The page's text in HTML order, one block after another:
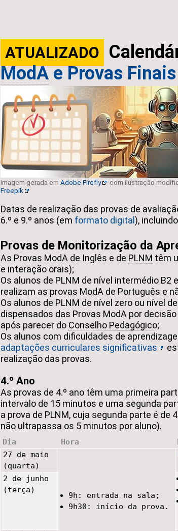
ATUALIZADO
ModAe Provas
Imagem gerada em Adobe Firefly com ilustração
Freepik
Datas de realização das provas de
6.º e 9.º anos (em formato digital ),
Provas de Monitorização da
As Provas ModA de Inglês e de PLNM têm
e interação orais);
Os alunos de PLNM de nível intermédio B2
realizam as provas ModA de Português e
Os alunos de PLNM de nível zero ou nível
dispensados das Provas ModA por
após parecer do Conselho Pedagógico;
Os alunos com dificuldades de
adaptações curriculares significativas
realização das provas.
4.º Ano
As provas de 4.º ano têm uma primeira
intervalo de 15 minutos e uma segunda
a prova de PLNM, cuja segunda parte é de
não ultrapassa os 5 minutos por aluno).
Dia Hora
27 de maio
(quarta)
9h : entrada na sala;
9h30: início da prova.
2 de junho
(terça)